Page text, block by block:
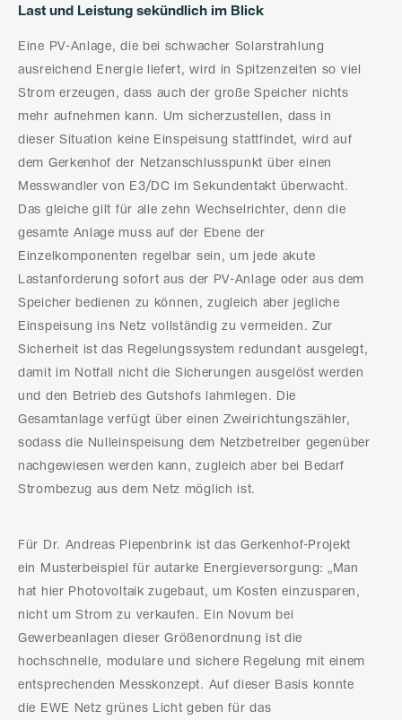
Last und Leistung sekündlich im Blick
Eine PV-Anlage, die bei schwacher Solarstrahlung
ausreichend Energie liefert, wird in Spitzenzeiten so viel
Strom erzeugen, dass auch der große Speicher nichts
mehr aufnehmen kann. Um sicherzustellen, dass in
dieser Situation keine Einspeisung stattfindet, wird auf
dem Gerkenhof der Netzanschlusspunkt über einen
Messwandler von E3/DC im Sekundentakt überwacht.
Das gleiche gilt für alle zehn Wechselrichter, denn die
gesamte Anlage muss auf der Ebene der
Einzelkomponenten regelbar sein, um jede akute
Lastanforderung sofort aus der PV-Anlage oder aus dem
Speicher bedienen zu können, zugleich aber jegliche
Einspeisung ins Netz vollständig zu vermeiden. Zur
Sicherheit ist das Regelungssystem redundant ausgelegt,
damit im Notfall nicht die Sicherungen ausgelöst werden
und den Betrieb des Gutshofs lahmlegen. Die
Gesamtanlage verfügt über einen Zweirichtungszähler,
sodass die Nulleinspeisung dem Netzbetreiber gegenüber
nachgewiesen werden kann, zugleich aber bei Bedarf
Strombezug aus dem Netz möglich ist.
Für Dr. Andreas Piepenbrink ist das Gerkenhof-Projekt
ein Musterbeispiel für autarke Energieversorgung: „Man
hat hier Photovoltaik zugebaut, um Kosten einzusparen,
nicht um Strom zu verkaufen. Ein Novum bei
Gewerbeanlagen dieser Größenordnung ist die
hochschnelle, modulare und sichere Regelung mit einem
entsprechenden Messkonzept. Auf dieser Basis konnte
die EWE Netz grünes Licht geben für das